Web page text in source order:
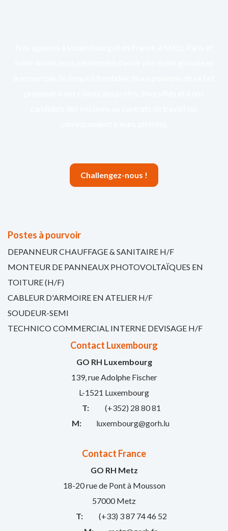
Challengez-nous !
Postes à pourvoir
DEPANNEUR CHAUFFAGE & SANITAIRE H/F
MONTEUR DE PANNEAUX PHOTOVOLTAÏQUES EN
TOITURE (H/F)
CABLEUR D'ARMOIRE EN ATELIER H/F
SOUDEUR-SEMI
TECHNICO COMMERCIAL INTERNE DEVISAGE H/F
Contact Luxembourg
GO RH Luxembourg
139, rue Adolphe Fischer
L-1521 Luxembourg
T:
(+352) 28 80 81
M:
luxembourg@gorh.lu
Contact France
GO RH Metz
18-20 rue de Pont à Mousson
57000 Metz
T:
(+33) 3 87 74 46 52